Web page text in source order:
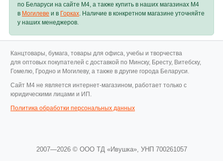
по Беларуси на сайте M4, а также купить в наших магазинах M4
в Могилеве и в Горках. Наличие в конкретном магазине уточняйте
у наших менеджеров.
Канцтовары, бумага, товары для офиса, учебы и творчества
для оптовых покупателей с доставкой по Минску, Бресту, Витебску,
Гомелю, Гродно и Могилеву, а также в другие города Беларуси.
Cайт M4 не является интернет-магазином, работает только с
юридическими лицами и ИП.
Политика обработки персональных данных
2007—2026 © ООО ТД «Ивушка», УНП 700261057